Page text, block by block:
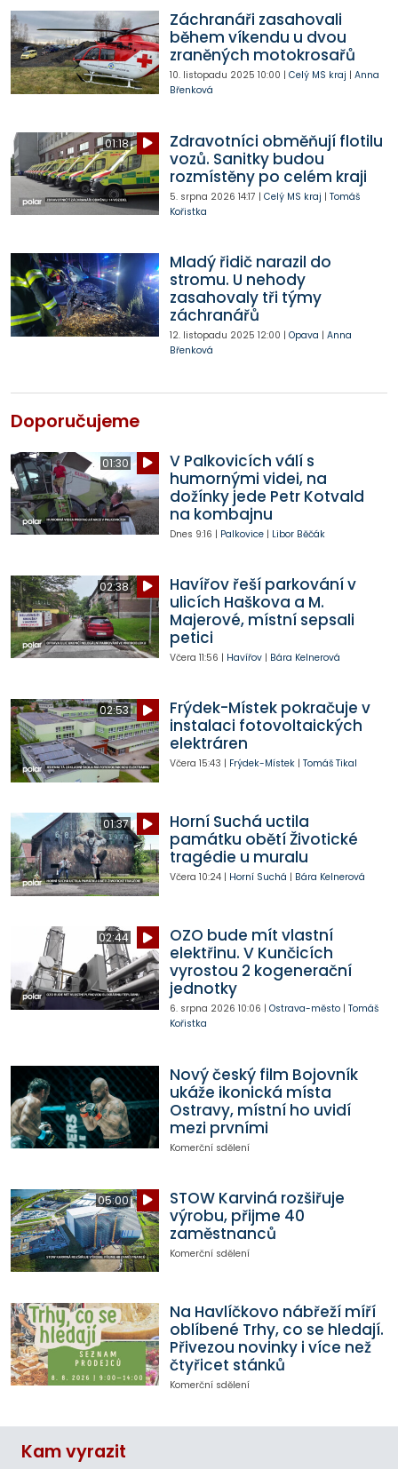
Záchranáři zasahovali
během víkendu u dvou
zraněných motokrosařů
10. listopadu 2025 10:00 | Celý MS kraj | Anna
Břenková
01:18
Zdravotníci obměňují flotilu
vozů. Sanitky budou
rozmístěny po celém kraji
5. srpna 2026 14:17 | Celý MS kraj | Tomáš
Kořistka
Mladý řidič narazil do
stromu. U nehody
zasahovaly tři týmy
záchranářů
12. listopadu 2025 12:00 | Opava | Anna
Břenková
Doporučujeme
01:30
V Palkovicích válí s
humornými videi, na
dožínky jede Petr Kotvald
na kombajnu
Dnes 9:16 | Palkovice| Libor Běčák
02:38
Havířov řeší parkování v
ulicích Haškova a M.
Majerové, místní sepsali
petici
Včera 11:56 | Havířov| Bára Kelnerová
02:53
Frýdek-Místek pokračuje v
instalaci fotovoltaických
elektráren
Včera 15:43 | Frýdek-Místek| Tomáš Tikal
01:37
Horní Suchá uctila
památku obětí Životické
tragédie u muralu
Včera 10:24| Horní Suchá | Bára Kelnerová
02:44
OZO bude mít vlastní
elektřinu. V Kunčicích
vyrostou 2 kogenerační
jednotky
6. srpna 2026 10:06 | Ostrava-město| Tomáš
Kořistka
Nový český film Bojovník
ukáže ikonická místa
Ostravy, místní ho uvidí
mezi prvními
Komerční sdělení
05:00
STOW Karviná rozšiřuje
výrobu, přijme 40
zaměstnanců
Komerční sdělení
Na Havlíčkovo nábřeží míří
oblíbené Trhy, co se hledají.
Přivezou novinky i více než
čtyřicet stánků
Komerční sdělení
Kam vyrazit